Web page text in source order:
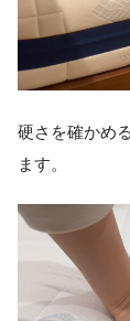
硬さを確かめ
ます。